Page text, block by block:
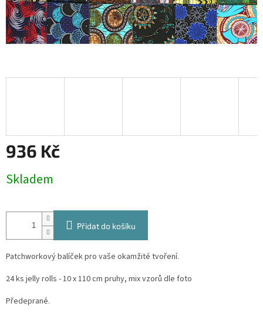
936 Kč
cena:
Skladem
Přidat do košíku
Patchworkový balíček pro vaše okamžité tvoření.
24 ks jelly rolls - 10 x 110 cm pruhy, mix vzorů dle foto
Předeprané.